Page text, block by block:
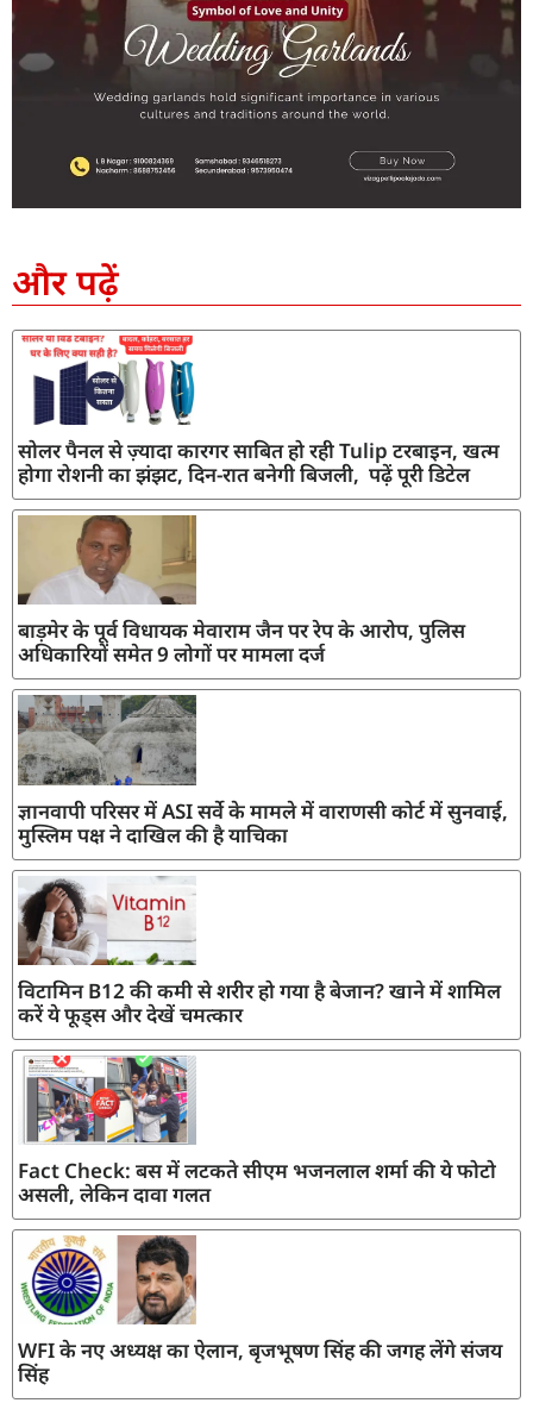
और पढ़ें
सोलर पैनल से ज़्यादा कारगर साबित हो रही Tulip टरबाइन, खत्म
होगा रोशनी का झंझट, दिन-रात बनेगी बिजली, पढ़ें पूरी डिटेल
बाड़मेर के पूर्व विधायक मेवाराम जैन पर रेप के आरोप, पुलिस
अधिकारियों समेत 9 लोगों पर मामला दर्ज
ज्ञानवापी परिसर में ASI सर्वे के मामले में वाराणसी कोर्ट में सुनवाई,
मुस्लिम पक्ष ने दाखिल की है याचिका
विटामिन B12 की कमी से शरीर हो गया है बेजान? खाने में शामिल
करें ये फूड्स और देखें चमत्कार
Fact Check: बस में लटकते सीएम भजनलाल शर्मा की ये फोटो
असली, लेकिन दावा गलत
WFI के नए अध्यक्ष का ऐलान, बृजभूषण सिंह की जगह लेंगे संजय
सिंह